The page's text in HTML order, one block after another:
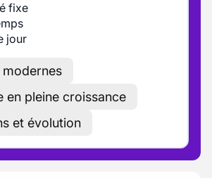
fixe
jour
modernes
en pleine croissance
et évolution